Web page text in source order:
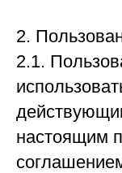
2.
2.1.
настоящим